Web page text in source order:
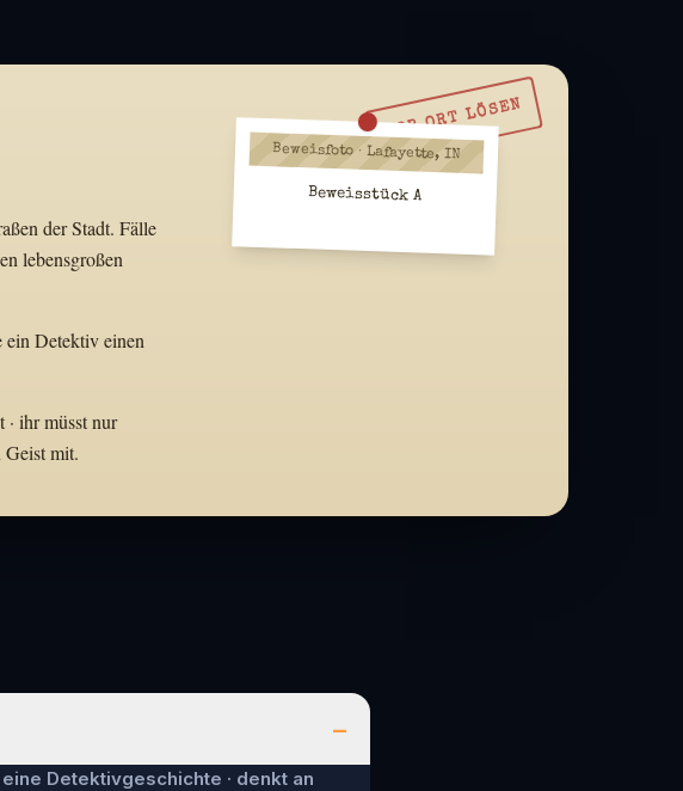
VOR ORT LÖSEN
der Stadt. Fälle
lebensgroßen
ein Detektiv einen
ihr müsst nur
Geist mit.
Beweisfoto · Lafayette, IN
Beweisstück A
–
Detektivgeschichte · denkt an